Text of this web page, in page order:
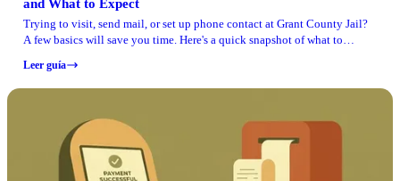
and What to Expect
Trying to visit, send mail, or set up phone contact at Grant County Jail?
A few basics will save you time. Here's a quick snapshot of what to
Leer guía